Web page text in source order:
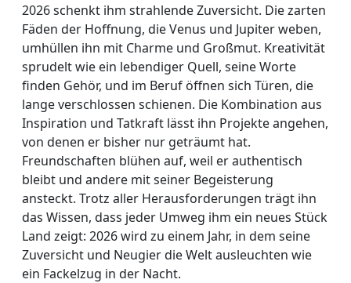
2026 schenkt ihm strahlende Zuversicht. Die zarten
Fäden der Hoffnung, die Venus und Jupiter weben,
umhüllen ihn mit Charme und Großmut. Kreativität
sprudelt wie ein lebendiger Quell, seine Worte
finden Gehör, und im Beruf öffnen sich Türen, die
lange verschlossen schienen. Die Kombination aus
Inspiration und Tatkraft lässt ihn Projekte angehen,
von denen er bisher nur geträumt hat.
Freundschaften blühen auf, weil er authentisch
bleibt und andere mit seiner Begeisterung
ansteckt. Trotz aller Herausforderungen trägt ihn
das Wissen, dass jeder Umweg ihm ein neues Stück
Land zeigt: 2026 wird zu einem Jahr, in dem seine
Zuversicht und Neugier die Welt ausleuchten wie
ein Fackelzug in der Nacht.